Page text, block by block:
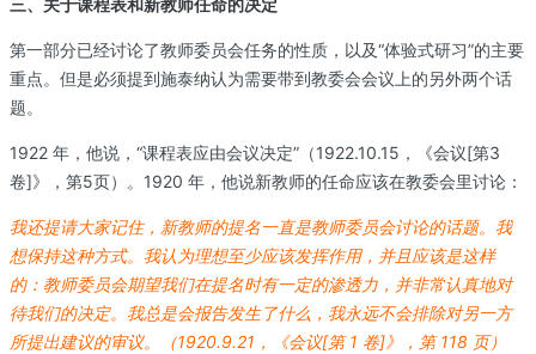
三、关于课程表和新教师任命的决定
第一部分已经讨论了教师委员会任务的性质，以及“体验式研习”的主要
重点。但是必须提到施泰纳认为需要带到教委会会议上的另外两个话
题。
1922 年，他说，“课程表应由会议决定”（1922.10.15，《会议[第3
卷]》，第5页）。1920 年，他说新教师的任命应该在教委会里讨论：
我还提请大家记住，新教师的提名一直是教师委员会讨论的话题。我
想保持这种方式。我认为理想至少应该发挥作用，并且应该是这样
的：教师委员会期望我们在提名时有一定的渗透力，并非常认真地对
待我们的决定。我总是会报告发生了什么，我永远不会排除对另一方
所提出建议的审议。（1920.9.21，《会议[第 1 卷]》，第 118 页）